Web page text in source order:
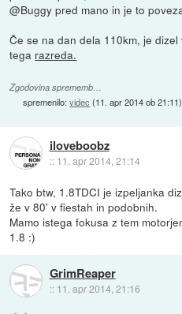
@Buggy pred mano in je to
Če se na dan dela 110km, je
tega razreda.
Zgodovina sprememb…
spremenilo:videc (11. apr 2014 ob 21:11)
iloveboobz
:: 11. apr 2014, 21:14
Tako btw, 1.8TDCI je izpeljanka
že v 80' v fiestah in podobnih.
Mamo istega fokusa z tem
1.8 :)
GrimReaper
:: 11. apr 2014, 21:16